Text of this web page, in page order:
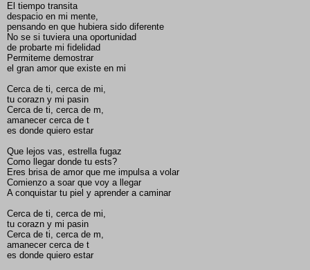
El tiempo transita
despacio en mi mente,
pensando en que hubiera sido diferente
No se si tuviera una oportunidad
de probarte mi fidelidad
Permiteme demostrar
el gran amor que existe en mi
Cerca de ti, cerca de mi,
tu corazn y mi pasin
Cerca de ti, cerca de m,
amanecer cerca de t
es donde quiero estar
Que lejos vas, estrella fugaz
Como llegar donde tu ests?
Eres brisa de amor que me impulsa a volar
Comienzo a soar que voy a llegar
A conquistar tu piel y aprender a caminar
Cerca de ti, cerca de mi,
tu corazn y mi pasin
Cerca de ti, cerca de m,
amanecer cerca de t
es donde quiero estar